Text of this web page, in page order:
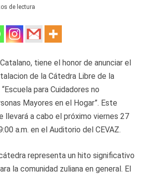
de lectura
tiene el honor de anunciar el
de la Cátedra Libre de la
para Cuidadores no
Mayores en el Hogar”. Este
llevará a cabo el próximo viernes 27
a.m. en el Auditorio del CEVAZ.
representa un hito significativo
la comunidad zuliana en general. El